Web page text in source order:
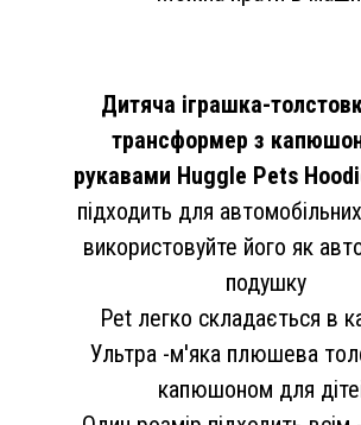
Дитяча іграшка-
трансформер з
рукавами Huggle Pets
підходить для
використовуйте його як
подушку
Pet легко складається в
Ультра -м'яка плюшева
капюшоном для